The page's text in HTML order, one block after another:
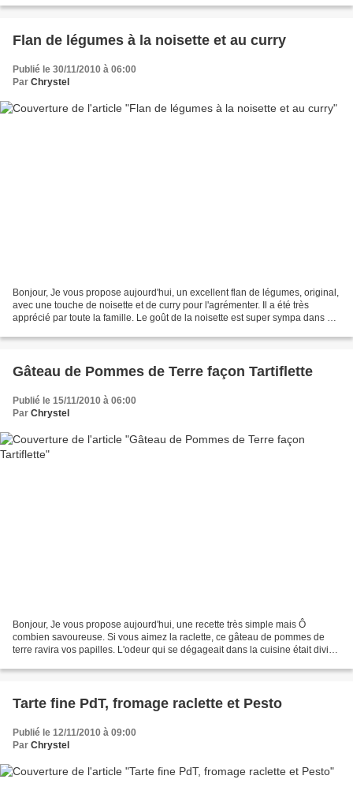
Flan de légumes à la noisette et au curry
Publié le 30/11/2010 à 06:00
Par Chrystel
Bonjour, Je vous propose aujourd'hui, un excellent flan de légumes, original,
avec une touche de noisette et de curry pour l'agrémenter. Il a été très
apprécié par toute la famille. Le goût de la noisette est super sympa dans ce
Gâteau de Pommes de Terre façon Tartiflette
Publié le 15/11/2010 à 06:00
Par Chrystel
Bonjour, Je vous propose aujourd'hui, une recette très simple mais Ô
combien savoureuse. Si vous aimez la raclette, ce gâteau de pommes de
terre ravira vos papilles. L'odeur qui se dégageait dans la cuisine était divine
Tarte fine PdT, fromage raclette et Pesto
Publié le 12/11/2010 à 09:00
Par Chrystel